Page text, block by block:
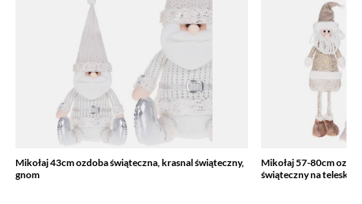
Mikołaj 43cm ozdoba świąteczna, krasnal świąteczny,
gnom
Mikołaj 57-80cm
świąteczny na